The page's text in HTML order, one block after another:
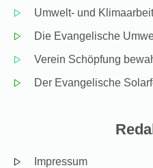
Umwelt- und
Die Evangelische
Verein Schöpfung
Der Evangelische
Impressum